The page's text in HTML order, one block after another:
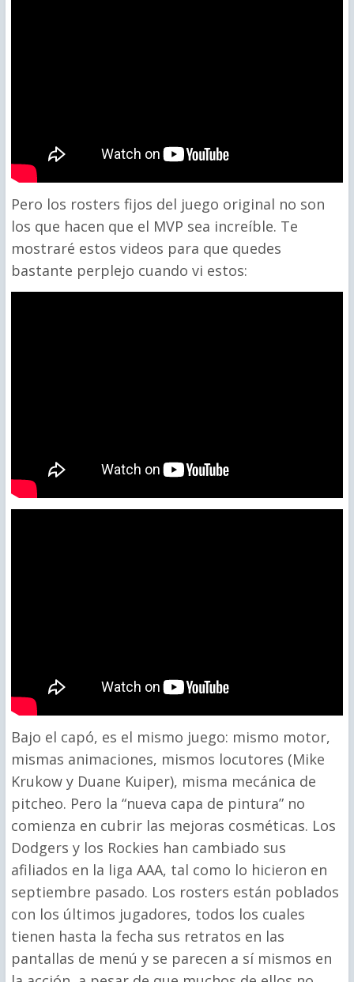
Pero los rosters fijos del juego original no son
los que hacen que el MVP sea increíble. Te
mostraré estos videos para que quedes
bastante perplejo cuando vi estos:
Bajo el capó, es el mismo juego: mismo motor,
mismas animaciones, mismos locutores (Mike
Krukow y Duane Kuiper), misma mecánica de
pitcheo. Pero la “nueva capa de pintura” no
comienza en cubrir las mejoras cosméticas. Los
Dodgers y los Rockies han cambiado sus
afiliados en la liga AAA, tal como lo hicieron en
septiembre pasado. Los rosters están poblados
con los últimos jugadores, todos los cuales
tienen hasta la fecha sus retratos en las
pantallas de menú y se parecen a sí mismos en